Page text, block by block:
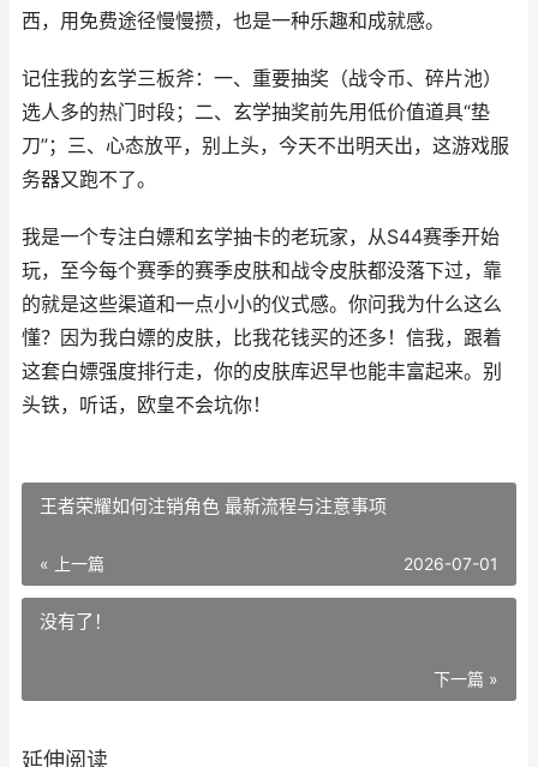
西，用免费途径慢慢攒，也是一种乐趣和成就感。
记住我的玄学三板斧：一、重要抽奖（战令币、碎片池）
选人多的热门时段；二、玄学抽奖前先用低价值道具“垫
刀”；三、心态放平，别上头，今天不出明天出，这游戏服
务器又跑不了。
我是一个专注白嫖和玄学抽卡的老玩家，从S44赛季开始
玩，至今每个赛季的赛季皮肤和战令皮肤都没落下过，靠
的就是这些渠道和一点小小的仪式感。你问我为什么这么
懂？因为我白嫖的皮肤，比我花钱买的还多！信我，跟着
这套白嫖强度排行走，你的皮肤库迟早也能丰富起来。别
头铁，听话，欧皇不会坑你！
王者荣耀如何注销角色 最新流程与注意事项
« 上一篇 2026-07-01
没有了！
下一篇 »
延伸阅读